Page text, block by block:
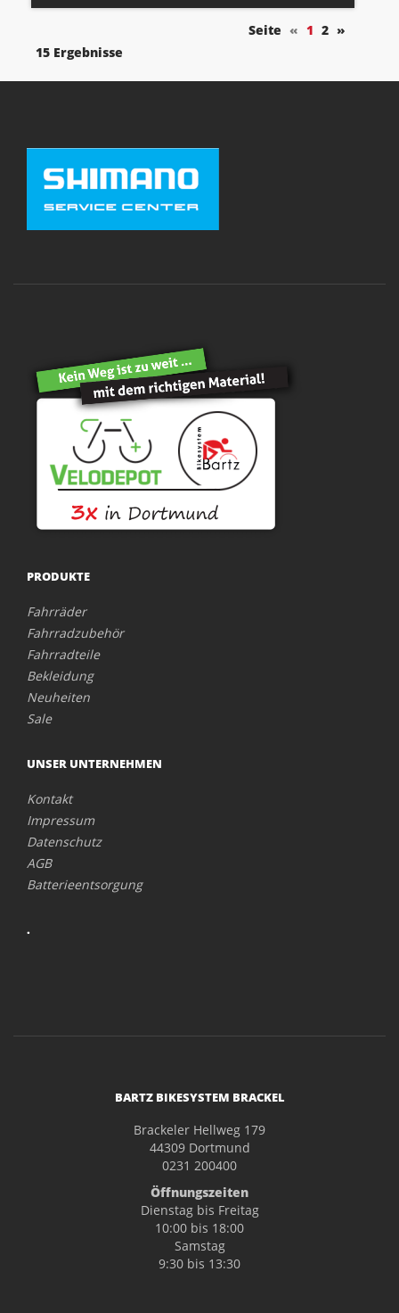
Seite « 1 2 »
15 Ergebnisse
PRODUKTE
Fahrräder
Fahrradzubehör
Fahrradteile
Bekleidung
Neuheiten
Sale
UNSER UNTERNEHMEN
Kontakt
Impressum
Datenschutz
AGB
Batterieentsorgung
.
BARTZ BIKESYSTEM BRACKEL
Brackeler Hellweg 179
44309 Dortmund
0231 200400
Öffnungszeiten
Dienstag bis Freitag
10:00 bis 18:00
Samstag
9:30 bis 13:30